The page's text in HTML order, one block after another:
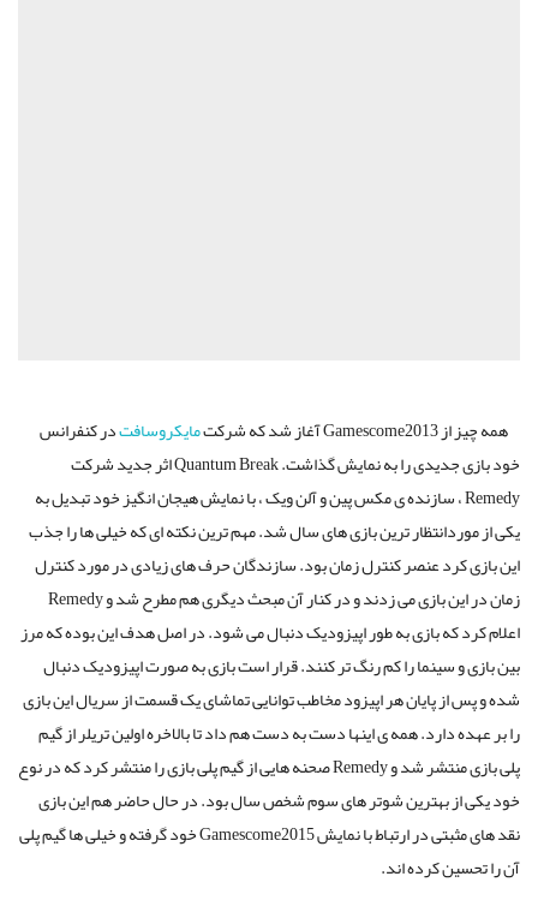
همه چیز از Gamescome2013 آغاز شد که شرکت مایکروسافتدر کنفرانس
خود بازی جدیدی را به نمایش گذاشت. Quantum Break اثر جدید شرکت
Remedy ، سازنده ی مکس پین و آلن ویک ، با نمایش هیجان انگیز خود تبدیل به
یکی از موردانتظار ترین بازی های سال شد. مهم ترین نکته ای که خیلی ها را جذب
این بازی کرد عنصر کنترل زمان بود. سازندگان حرف های زیادی در مورد کنترل
زمان در این بازی می زدند و در کنار آن مبحث دیگری هم مطرح شد و Remedy
اعلام کرد که بازی به طور اپیزودیک دنبال می شود. در اصل هدف این بوده که مرز
بین بازی و سینما را کم رنگ تر کنند. قرار است بازی به صورت اپیزودیک دنبال
شده و پس از پایان هر اپیزود مخاطب توانایی تماشای یک قسمت از سریال این بازی
را بر عهده دارد. همه ی اینها دست به دست هم داد تا بالاخره اولین تریلر از گیم
پلی بازی منتشر شد و Remedy صحنه هایی از گیم پلی بازی را منتشر کرد که در نوع
خود یکی از بهترین شوتر های سوم شخص سال بود. در حال حاضر هم این بازی
نقد های مثبتی در ارتباط با نمایش Gamescome2015 خود گرفته و خیلی ها گیم پلی
آن را تحسین کرده اند.